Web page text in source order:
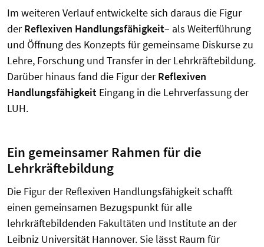
Im weiteren Verlauf entwickelte sich daraus die Figur
derReflexiven Handlungsfähigkeit– als Weiterführung
und Öffnung des Konzepts für gemeinsame Diskurse zu
Lehre, Forschung und Transfer in der Lehrkräftebildung.
Darüber hinaus fand die Figur derReflexiven
Handlungsfähigkeit Eingang in die Lehrverfassung der
LUH.
Ein gemeinsamer Rahmen für die
Lehrkräftebildung
Die Figur der Reflexiven Handlungsfähigkeit schafft
einen gemeinsamen Bezugspunkt für alle
lehrkräftebildenden Fakultäten und Institute an der
Leibniz Universität Hannover. Sie lässt Raum für